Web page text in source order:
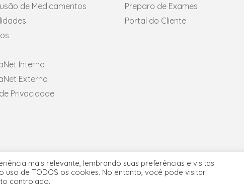
de Medicamentos
Interno
Externo
Privacidade
Preparo de Exames
Portal do Cliente
© 2026 ProctoGastro Clínica | Desenvolvido porConteudoria
mais relevante, lembrando suas preferências e visitas
uso de TODOS os cookies. No entanto, você pode visitar
controlado.